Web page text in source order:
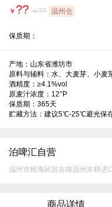
￥ ?? ￥?? 温州仓
保质期：
产地：山东省潍坊市
原料与辅料：水、大麦芽、小麦
酒精度：≥4.1%vol
原麦汁浓度：12°P
保质期：365天
贮藏方法：建议5℃-25℃避光保
泊啤汇自营
温州市瓯海区昌吉路温州东耕进
商品详情